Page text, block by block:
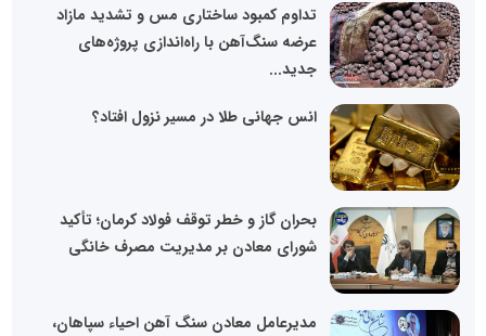
تداوم کمبود ساختاری مس و تشدید مازاد
عرضه سنگ‌آهن با راه‌اندازی پروژه‌های
جدید...
انس جهانی طلا در مسیر نزول افتاد؟
بحران گاز و خطر توقف فولاد کرمان؛ تأکید
شورای معادن بر مدیریت مصرف خانگی
مدیرعامل معادن سنگ آهن احیاء سپاهان،